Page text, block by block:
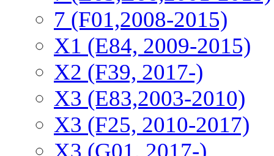
7 (F01,2008-2015)
X1 (E84, 2009-2015)
Х2 (F39, 2017-)
X3 (E83,2003-2010)
X3 (F25, 2010-2017)
X3 (G01, 2017-)